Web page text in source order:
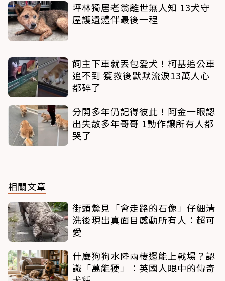
坪林獨居老翁離世無人知 13犬守
屋護遺體伴最後一程
飼主下車就丟包愛犬！柯基追公車
追不到 獲救後默默流淚13萬人心
都碎了
分開多年仍記得彼此！阿金一眼認
出失散多年哥哥 1動作讓所有人都
哭了
相關文章
街頭驚見「會走路的石像」仔細清
洗後現出真面目感動所有人：超可
愛
什麼狗狗水陸兩棲還能上戰場？認
識「萬能㹴」：英國人眼中的傳奇